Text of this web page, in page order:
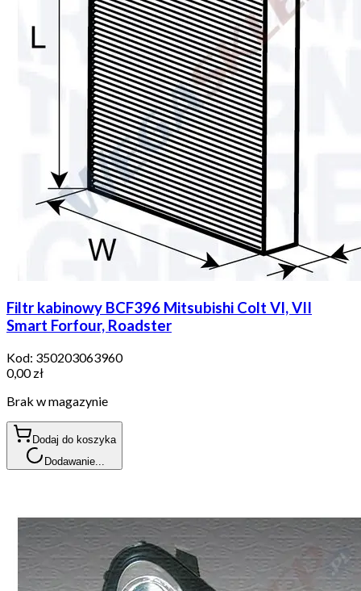
Filtr kabinowy BCF396 Mitsubishi Colt VI, VII
Smart Forfour, Roadster
Kod: 350203063960
0,00 zł
Brak w magazynie
Dodaj do koszyka
Dodawanie...